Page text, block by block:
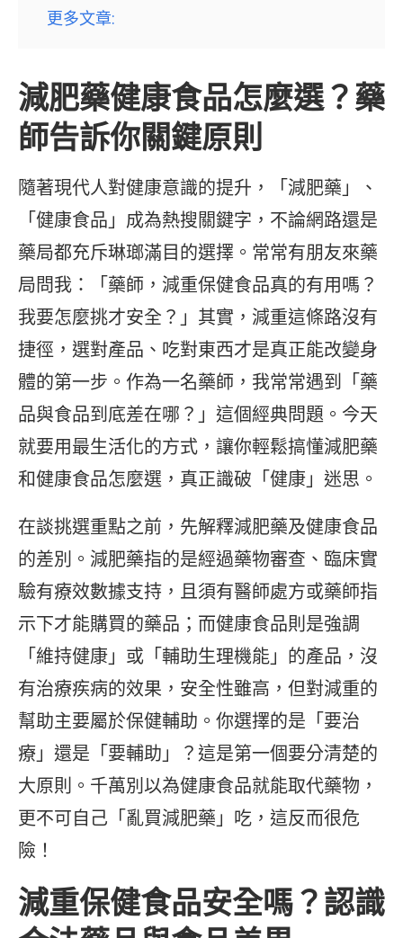
更多文章:
減肥藥健康食品怎麼選？藥
師告訴你關鍵原則
隨著現代人對健康意識的提升，「減肥藥」、
「健康食品」成為熱搜關鍵字，不論網路還是
藥局都充斥琳瑯滿目的選擇。常常有朋友來藥
局問我：「藥師，減重保健食品真的有用嗎？
我要怎麼挑才安全？」其實，減重這條路沒有
捷徑，選對產品、吃對東西才是真正能改變身
體的第一步。作為一名藥師，我常常遇到「藥
品與食品到底差在哪？」這個經典問題。今天
就要用最生活化的方式，讓你輕鬆搞懂減肥藥
和健康食品怎麼選，真正識破「健康」迷思。
在談挑選重點之前，先解釋減肥藥及健康食品
的差別。減肥藥指的是經過藥物審查、臨床實
驗有療效數據支持，且須有醫師處方或藥師指
示下才能購買的藥品；而健康食品則是強調
「維持健康」或「輔助生理機能」的產品，沒
有治療疾病的效果，安全性雖高，但對減重的
幫助主要屬於保健輔助。你選擇的是「要治
療」還是「要輔助」？這是第一個要分清楚的
大原則。千萬別以為健康食品就能取代藥物，
更不可自己「亂買減肥藥」吃，這反而很危
險！
減重保健食品安全嗎？認識